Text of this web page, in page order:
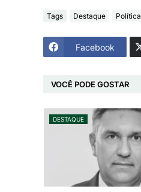
Tags Destaque Política
Facebook
VOCÊ PODE GOSTAR
DESTAQUE